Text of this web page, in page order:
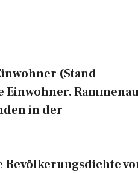
(Stand
Einwohner.
in der
Bevölkerungsdichte